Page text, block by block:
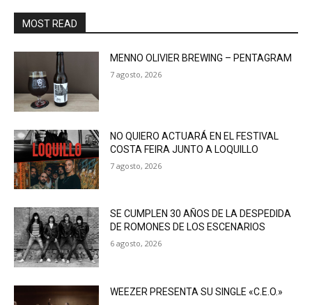
MOST READ
MENNO OLIVIER BREWING – PENTAGRAM
7 agosto, 2026
NO QUIERO ACTUARÁ EN EL FESTIVAL
COSTA FEIRA JUNTO A LOQUILLO
7 agosto, 2026
SE CUMPLEN 30 AÑOS DE LA DESPEDIDA
DE ROMONES DE LOS ESCENARIOS
6 agosto, 2026
WEEZER PRESENTA SU SINGLE «C.E.O.»